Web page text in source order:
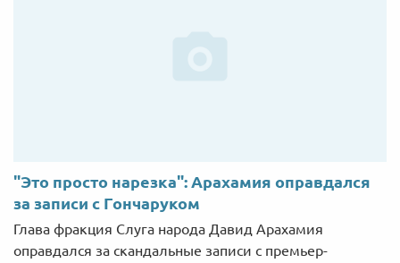
"Это просто нарезка": Арахамия оправдался
за записи с Гончаруком
Глава фракция Слуга народа Давид Арахамия
оправдался за скандальные записи с премьер-